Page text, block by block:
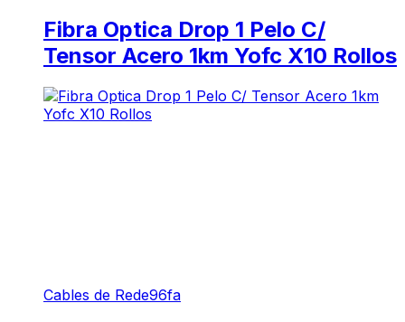
Fibra Optica Drop 1 Pelo C/
Tensor Acero 1km Yofc X10 Rollos
Cables de Rede96fa